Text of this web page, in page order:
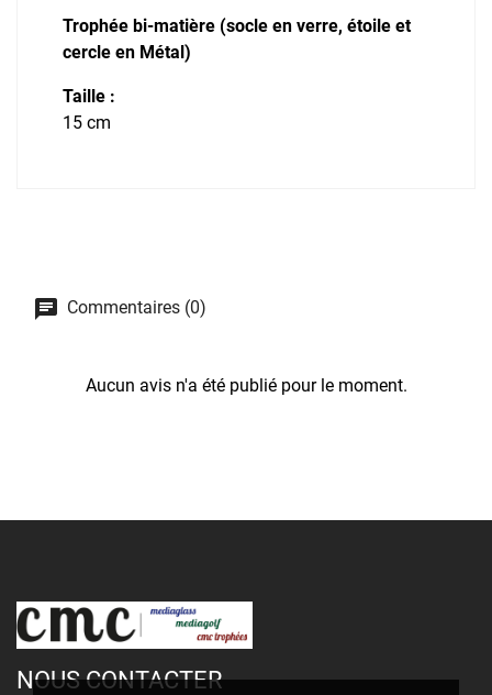
Trophée bi-matière (socle en verre, étoile et
cercle en Métal)
Taille :
15 cm
Commentaires (0)
Aucun avis n'a été publié pour le moment.
NOUS CONTACTER